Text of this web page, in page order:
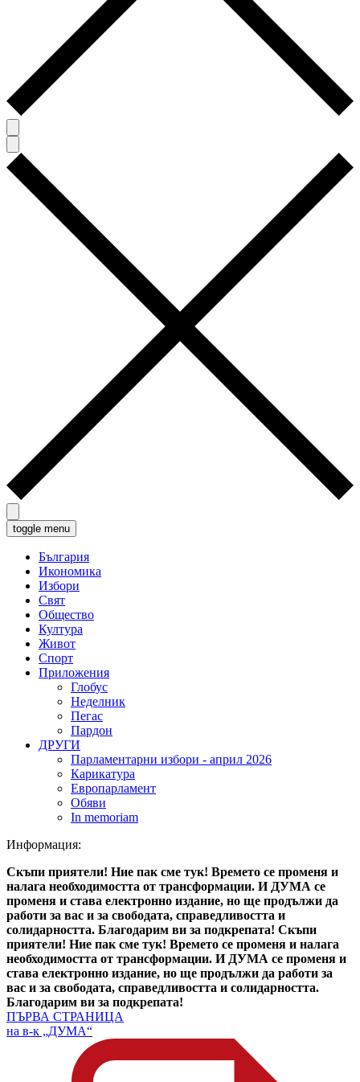
toggle menu
България
Икономика
Избори
Свят
Общество
Култура
Живот
Спорт
Приложения
Глобус
Неделник
Пегас
Пардон
ДРУГИ
Парламентарни избори - април 2026
Карикатура
Европарламент
Обяви
In memoriam
Информация:
Скъпи приятели! Ние пак сме тук! Времето се променя и
налага необходимостта от трансформации. И ДУМА се
променя и става електронно издание, но ще продължи да
работи за вас и за свободата, справедливостта и
солидарността. Благодарим ви за подкрепата! Скъпи
приятели! Ние пак сме тук! Времето се променя и налага
необходимостта от трансформации. И ДУМА се променя и
става електронно издание, но ще продължи да работи за
вас и за свободата, справедливостта и солидарността.
Благодарим ви за подкрепата!
ПЪРВА СТРАНИЦА
на в-к „ДУМА“